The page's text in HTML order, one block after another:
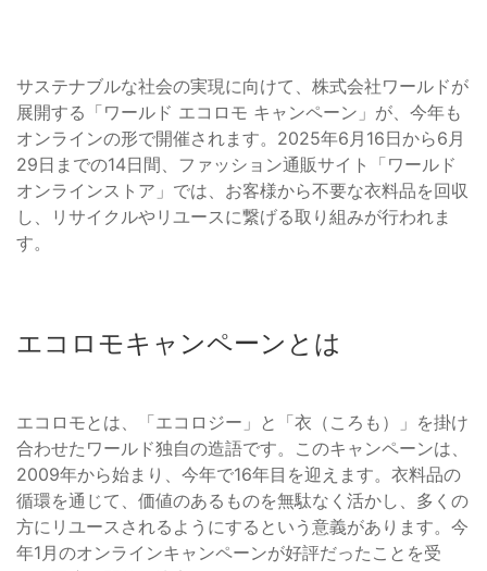
サステナブルな社会の実現に向けて、株式会社ワールドが
展開する「ワールド エコロモ キャンペーン」が、今年も
オンラインの形で開催されます。2025年6月16日から6月
29日までの14日間、ファッション通販サイト「ワールド
オンラインストア」では、お客様から不要な衣料品を回収
し、リサイクルやリユースに繋げる取り組みが行われま
す。
エコロモキャンペーンとは
エコロモとは、「エコロジー」と「衣（ころも）」を掛け
合わせたワールド独自の造語です。このキャンペーンは、
2009年から始まり、今年で16年目を迎えます。衣料品の
循環を通じて、価値のあるものを無駄なく活かし、多くの
方にリユースされるようにするという意義があります。今
年1月のオンラインキャンペーンが好評だったことを受